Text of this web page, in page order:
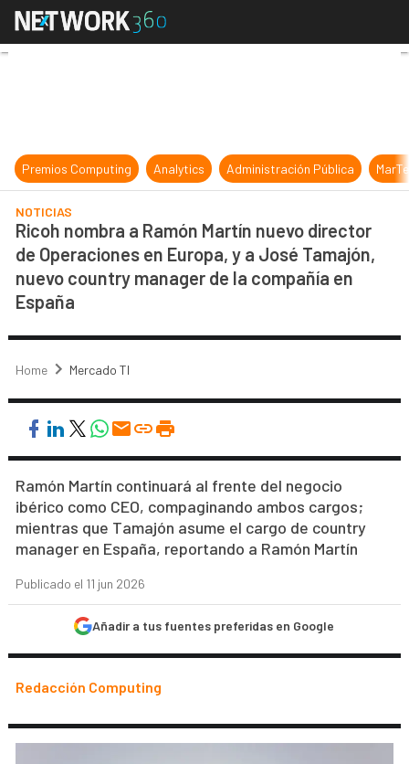
Ricoh nombra a Ramón Martín
Premios Computing Analytics Administración Pública
NOTICIAS
Ricoh nombra a Ramón Martín nuevo director
de Operaciones en Europa, y a José Tamajón,
nuevo country manager de la compañía en
España
Home Mercado TI
Ramón Martín continuará al frente del negocio
ibérico como CEO, compaginando ambos cargos;
mientras que Tamajón asume el cargo de country
manager en España, reportando a Ramón Martín
Publicado el 11 jun 2026
Añadir a tus fuentes preferidas en Google
Redacción Computing